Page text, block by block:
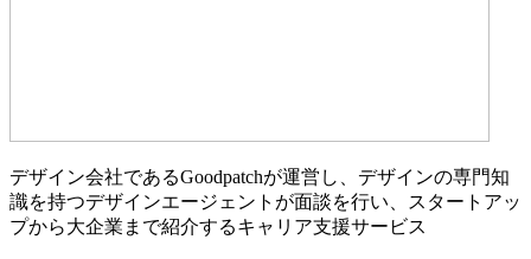
デザイン会社であるGoodpatchが運営し、デザインの専門知
識を持つデザインエージェントが面談を行い、スタートアッ
プから大企業まで紹介するキャリア支援サービス